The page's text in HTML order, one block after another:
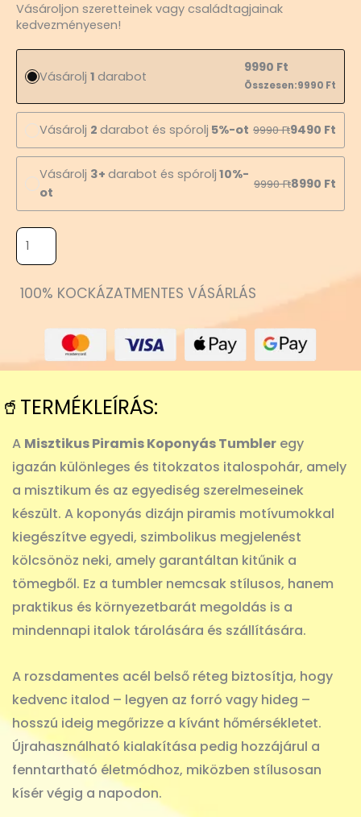
Vásároljon szeretteinek vagy családtagjainak
kedvezményesen!
Vásárolj 1 darabot
9990 Ft
Összesen:9990 Ft
Vásárolj 2 darabot és spórolj 5%-ot 9990Ft9490 Ft
Vásárolj 3+ darabot és spórolj 10%-
ot
9990Ft8990 Ft
Piramis
Koponyás
Tumbler
mennyiség
100% KOCKÁZATMENTES VÁSÁRLÁS
🥤TERMÉKLEÍRÁS:
A Misztikus Piramis Koponyás Tumbler egy
igazán különleges és titokzatos italospohár, amely
a misztikum és az egyediség szerelmeseinek
készült. A koponyás dizájn piramis motívumokkal
kiegészítve egyedi, szimbolikus megjelenést
kölcsönöz neki, amely garantáltan kitűnik a
tömegből. Ez a tumbler nemcsak stílusos, hanem
praktikus és környezetbarát megoldás is a
mindennapi italok tárolására és szállítására.
A rozsdamentes acél belső réteg biztosítja, hogy
kedvenc italod – legyen az forró vagy hideg –
hosszú ideig megőrizze a kívánt hőmérsékletet.
Újrahasználható kialakítása pedig hozzájárul a
fenntartható életmódhoz, miközben stílusosan
kísér végig a napodon.